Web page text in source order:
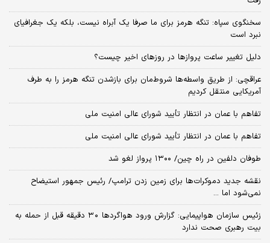
سخنگوی سپاه: تنگه هرمز برای ما صرفا یک آبراه نیست، بلکه یک جغرافیای
نبرد است
دلیل تغییر ساعت پروازها در روزهای اخیر چیست؟
عراقچی: از طریق واسطه‌ها شروط‌مان برای بازشدن تنگه هرمز را به طرف
آمریکایی منتقل کردیم
تفاهم با عمان در انتظار تأیید شورای عالی امنیت ملی
تفاهم با عمان در انتظار تأیید شورای عالی امنیت ملی
طوفان دلفین در راه چین/ ۱۳۰۰ پرواز لغو شد
نقشه جدید دموکرات‌ها برای زمین زدن ترامپ/ رئیس جمهور استیضاح
نمی‌شود اما ...
زئیس سازمان هواپیمایی: گزارش ورود هواگردها ٣٠ دقیقه قبل از حمله به
بیت رهبری صحت ندارد